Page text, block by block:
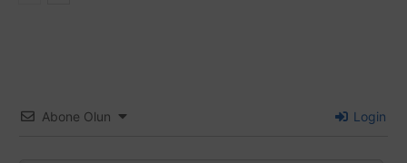
Abone Olun Login